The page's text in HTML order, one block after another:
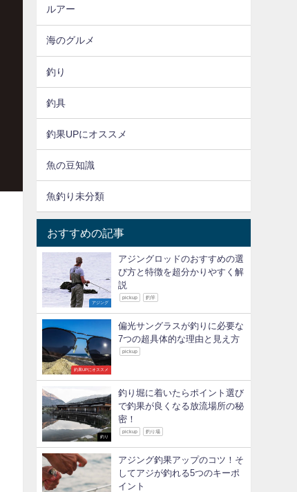
ルアー
海のグルメ
釣り
釣具
釣果UPにオススメ
魚の豆知識
魚釣り未分類
おすすめの記事
アジング
アジングロッドのおすすめの選
び方と特徴を超分かりやすく解
説
pickup 釣竿
釣果UPにオススメ
偏光サングラスが釣りに必要な
7つの超具体的な理由と見え方
pickup
釣り
釣り堀に着いたらポイント選び
で釣果が良くなる放流場所の秘
密！
pickup 釣り場
アジング釣果アップのコツ！そ
してアジが釣れる5つのキーポ
イント